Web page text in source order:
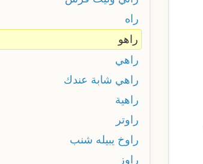
راه
راهو
راهي
راهي شابة عندك
راهية
راوتر
راوخ يبيله شنب
راوز